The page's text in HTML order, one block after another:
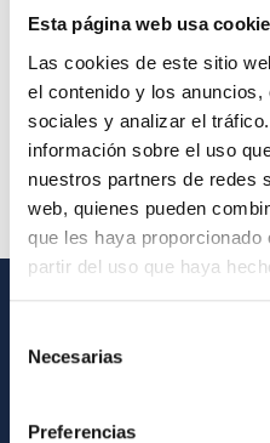
Esta página web usa
Las cookies de este sitio
el contenido y los
sociales y analizar el
información sobre el uso
nuestros partners de redes
web, quienes pueden
que les haya proporcionado
partir del uso que haya
Necesarias
Preferencias
How to get to the IAC